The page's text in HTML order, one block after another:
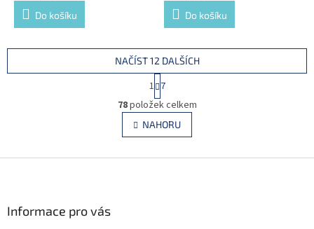
Do košíku Do košíku
O
v
l
á
NAČÍST 12 DALŠÍCH
S
t
r
á
n
k
v
1 7
78položek celkem
NAHORU
Informace pro vás